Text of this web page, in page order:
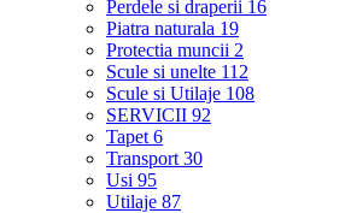
Perdele si draperii 16
Piatra naturala 19
Protectia muncii 2
Scule si unelte 112
Scule si Utilaje 108
SERVICII 92
Tapet 6
Transport 30
Usi 95
Utilaje 87